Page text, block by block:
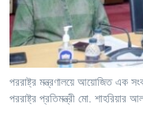
Learning English
FOLLOW US
পররাষ্ট্র মন্ত্রণালয়ে আয়োজিত এক
পররাষ্ট্র প্রতিমন্ত্রী মো. শাহরিয়ার